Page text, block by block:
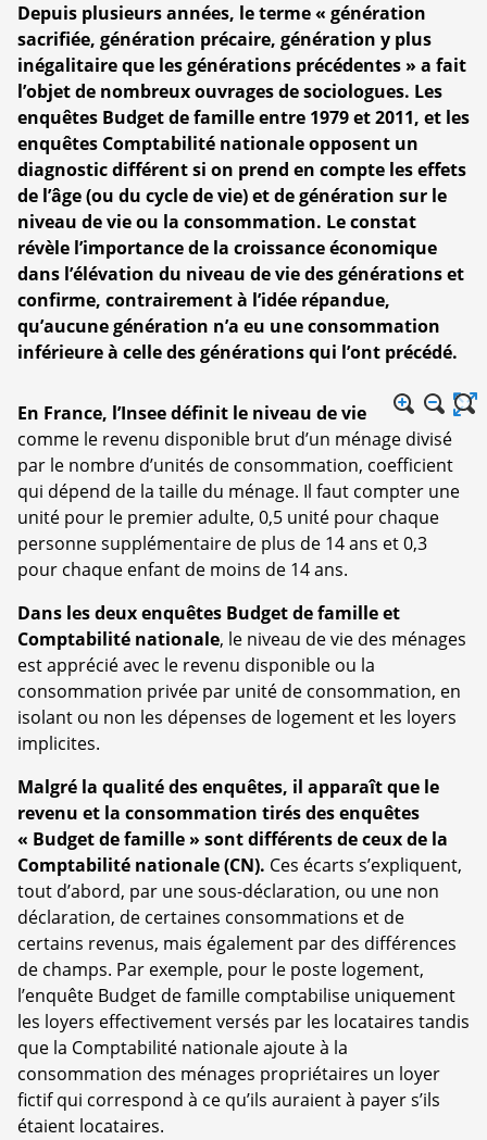
Depuis plusieurs années, le terme « génération
sacrifiée, génération précaire, génération y plus
inégalitaire que les générations précédentes » a fait
l’objet de nombreux ouvrages de sociologues. Les
enquêtes Budget de famille entre 1979 et 2011, et les
enquêtes Comptabilité nationale opposent un
diagnostic différent si on prend en compte les effets
de l’âge (ou du cycle de vie) et de génération sur le
niveau de vie ou la consommation. Le constat
révèle l’importance de la croissance économique
dans l’élévation du niveau de vie des générations et
confirme, contrairement à l’idée répandue,
qu’aucune génération n’a eu une consommation
inférieure à celle des générations qui l’ont précédé.
En France, l’Insee définit le niveau de vie
comme le revenu disponible brut d’un ménage divisé
par le nombre d’unités de consommation, coefficient
qui dépend de la taille du ménage. Il faut compter une
unité pour le premier adulte, 0,5 unité pour chaque
personne supplémentaire de plus de 14 ans et 0,3
pour chaque enfant de moins de 14 ans.
Dans les deux enquêtes Budget de famille et
Comptabilité nationale, le niveau de vie des ménages
est apprécié avec le revenu disponible ou la
consommation privée par unité de consommation, en
isolant ou non les dépenses de logement et les loyers
implicites.
Malgré la qualité des enquêtes, il apparaît que le
revenu et la consommation tirés des enquêtes
« Budget de famille » sont différents de ceux de la
Comptabilité nationale (CN). Ces écarts s’expliquent,
tout d’abord, par une sous-déclaration, ou une non
déclaration, de certaines consommations et de
certains revenus, mais également par des différences
de champs. Par exemple, pour le poste logement,
l’enquête Budget de famille comptabilise uniquement
les loyers effectivement versés par les locataires tandis
que la Comptabilité nationale ajoute à la
consommation des ménages propriétaires un loyer
fictif qui correspond à ce qu’ils auraient à payer s’ils
étaient locataires.